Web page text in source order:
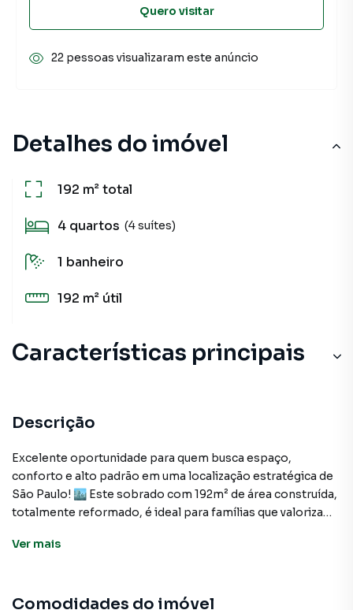
Detalhes do imóvel
192 m²total
4 quartos (4 suítes)
1 banheiro
192 m² útil
Características principais
Portão Eletrônico
Quarto de Serviço
Sacada
Descrição
Excelente oportunidade para quem busca espaço,
conforto e alto padrão em uma localização estratégica de
São Paulo! 🏙️ Este sobrado com 192m² de área construída,
totalmente reformado, é ideal para famílias que valorizam
para todos os moradores.
Ver mais
Comodidades do imóvel
Quero visitar
22 pessoas visualizaram este anúncio